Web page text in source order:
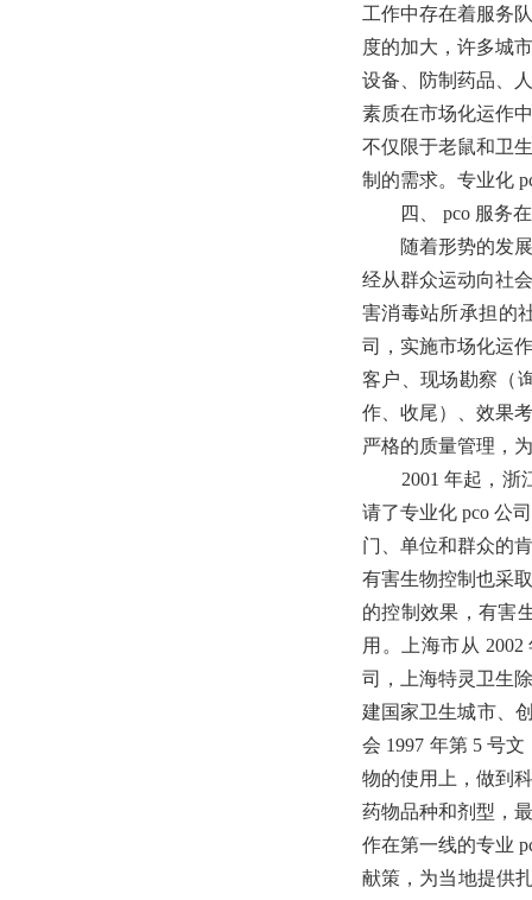
工作中存在着服务
度的加大，许多城
设备、防制药品、
素质在市场化运作
不仅限于老鼠和卫
制的需求。专业化
四、 pco 服务在
随着形势的发展
经从群众运动向社
害消毒站所承担的
司，实施市场化运
客户、现场勘察（
作、收尾）、效果
严格的质量管理，
2001 年起，浙江
请了专业化 pco 公
门、单位和群众的
有害生物控制也采
的控制效果，有害
用。上海市从
司，上海特灵卫生
建国家卫生城市、
会 1997 年第 5 号
物的使用上，做到
药物品种和剂型，
作在第一线的专业
献策，为当地提供